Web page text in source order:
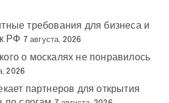
требования для бизнеса и
РФ 7 августа, 2026
о москалях не понравилось
2026
партнеров для открытия